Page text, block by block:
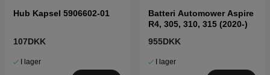
Hub Kapsel 5906602-01
107DKK
I lager
Batteri Automower Aspire
R4, 305, 310, 315 (2020-)
955DKK
I lager